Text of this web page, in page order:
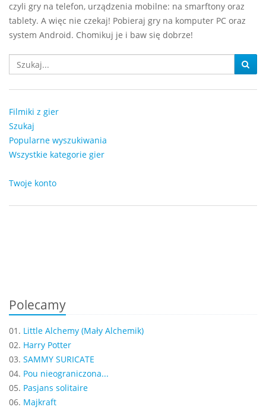
czyli gry na telefon, urządzenia mobilne: na smarftony oraz
tablety. A więc nie czekaj! Pobieraj gry na komputer PC oraz
system Android. Chomikuj je i baw się dobrze!
Filmiki z gier
Szukaj
Popularne wyszukiwania
Wszystkie kategorie gier
Twoje konto
Polecamy
01. Little Alchemy (Mały Alchemik)
02. Harry Potter
03. SAMMY SURICATE
04. Pou nieograniczona...
05. Pasjans solitaire
06. Majkraft